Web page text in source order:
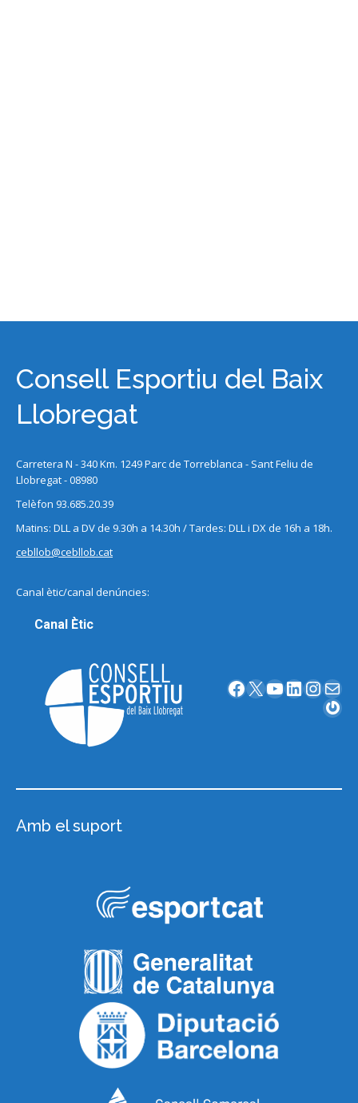
Consell Esportiu del Baix
Llobregat
Carretera N - 340 Km. 1249 Parc de Torreblanca - Sant Feliu de
Llobregat - 08980
Telèfon 93.685.20.39
Matins: DLL a DV de 9.30h a 14.30h / Tardes: DLL i DX de 16h a 18h.
cebllob@cebllob.cat
Canal ètic/canal denúncies:
Canal Ètic
Facebook X YouTube LinkedIn InstagramCorreu electrònic
Gravatar
Amb el suport